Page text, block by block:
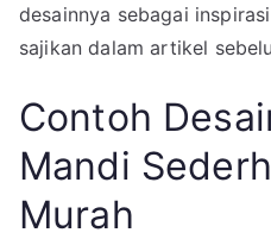
desainnya sebagai
sajikan dalam artikel
Contoh
Mandi
Murah